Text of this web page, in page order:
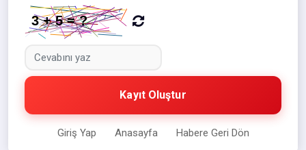
Kayıt Oluştur
Giriş Yap Anasayfa Habere Geri Dön